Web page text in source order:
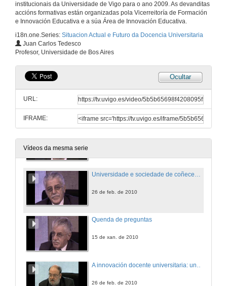
institucionais da Universidade de Vigo para o ano 2009. As devanditas
accións formativas están organizadas pola Vicerreitoría de Formación
e Innovación Educativa e a súa Área de Innovación Educativa.
i18n.one.Series: Situacion Actual e Futuro da Docencia Universitaria
Juan Carlos Tedesco
Profesor, Universidade de Bos Aires
Ocultar
URL:
IFRAME:
Vídeos da mesma serie
4 de dec. de 2009
A avaliación como aprendizaxe
4 de dec. de 2009
4 de dec. de 2009
Presentación
26 de feb. de 2010
Quenda de preguntas
15 de xan. de 2010
26 de feb. de 2010